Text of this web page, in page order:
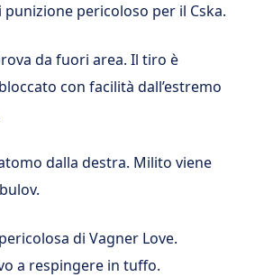
punizione pericoloso per il Cska.
da fuori area. Il tiro è
con facilità dall’estremo
dalla destra. Milito viene
di Vagner Love.
a respingere in tuffo.